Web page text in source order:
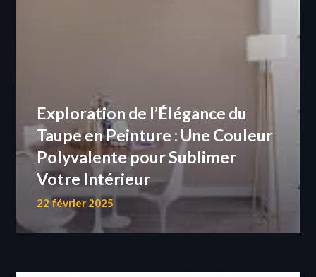
Exploration de l’Élégance du
Taupe en Peinture : Une Couleur
Polyvalente pour Sublimer
Votre Intérieur
22 février 2025